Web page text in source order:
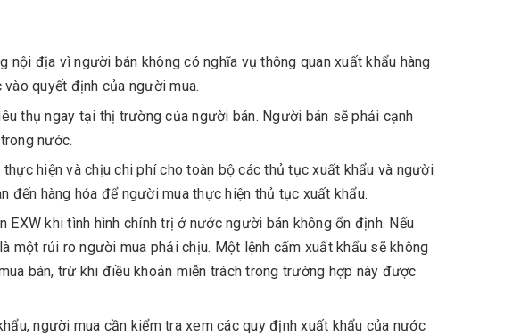
nội địa vì người bán không có nghĩa vụ thông quan xuất khẩu hàng
quyết định của người mua.
thụ ngay tại thị trường của người bán. Người bán sẽ phải cạnh
nước.
hiện và chịu chi phí cho toàn bộ các thủ tục xuất khẩu và người
đến hàng hóa để người mua thực hiện thủ tục xuất khẩu.
khi tình hình chính trị ở nước người bán không ổn định. Nếu
một rủi ro người mua phải chịu. Một lệnh cấm xuất khẩu sẽ không
bán, trừ khi điều khoản miễn trách trong trường hợp này được
người mua cần kiểm tra xem các quy định xuất khẩu của nước